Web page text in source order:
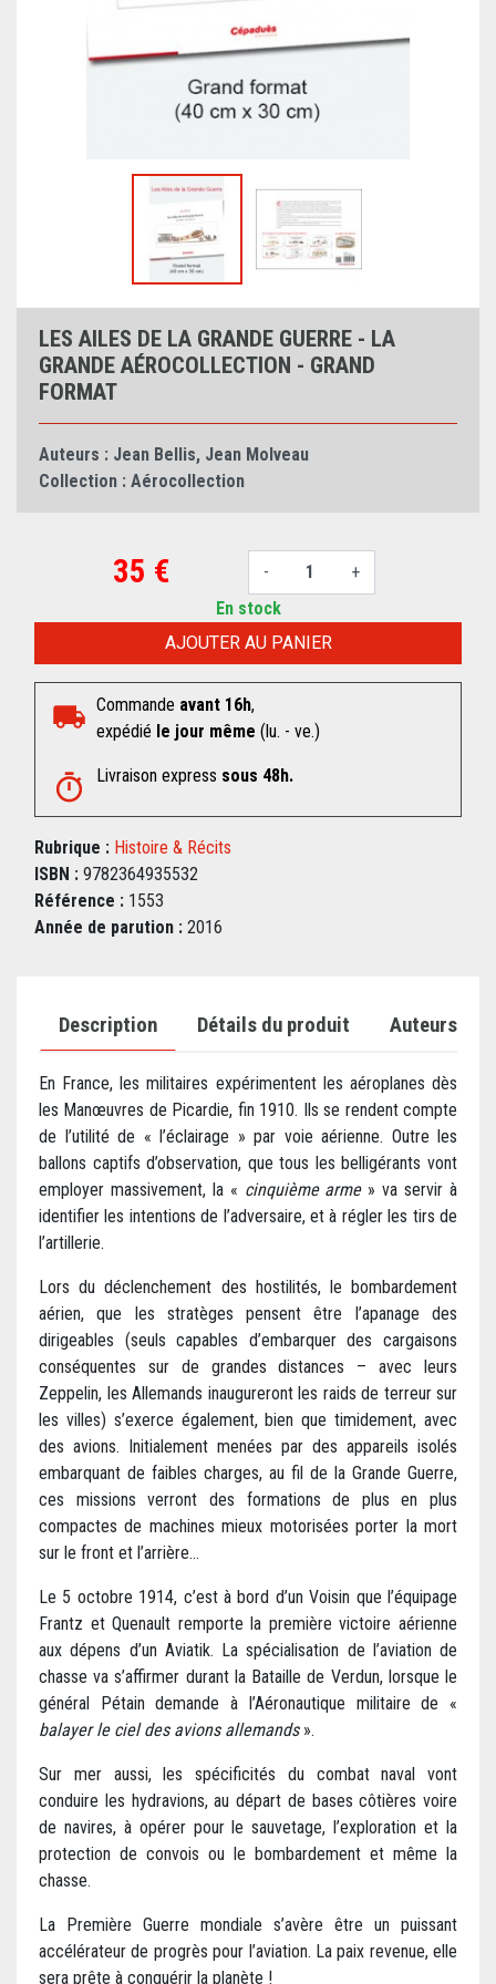
LES AILES DE LA GRANDE GUERRE - LA
GRANDE AÉROCOLLECTION - GRAND
FORMAT
Auteurs : Jean Bellis, Jean Molveau
Collection : Aérocollection
35 € - +
AJOUTER AU PANIER
En stock
Commande avant 16h,
expédié le jour même (lu. - ve.)
Livraison express sous 48h.
Rubrique : Histoire & Récits
ISBN : 9782364935532
Référence : 1553
Année de parution : 2016
Description Détails du produit Auteurs
En France, les militaires expérimentent les aéroplanes dès
les Manœuvres de Picardie, fin 1910. Ils se rendent compte
de l’utilité de « l’éclairage » par voie aérienne. Outre les
ballons captifs d’observation, que tous les belligérants vont
employer massivement, la « cinquième arme» va servir à
identifier les intentions de l’adversaire, et à régler les tirs de
l’artillerie.
Lors du déclenchement des hostilités, le bombardement
aérien, que les stratèges pensent être l’apanage des
dirigeables (seuls capables d’embarquer des cargaisons
conséquentes sur de grandes distances – avec leurs
Zeppelin, les Allemands inaugureront les raids de terreur sur
les villes) s’exerce également, bien que timidement, avec
des avions. Initialement menées par des appareils isolés
embarquant de faibles charges, au fil de la Grande Guerre,
ces missions verront des formations de plus en plus
compactes de machines mieux motorisées porter la mort
sur le front et l’arrière…
Le 5 octobre 1914, c’est à bord d’un Voisin que l’équipage
Frantz et Quenault remporte la première victoire aérienne
aux dépens d’un Aviatik. La spécialisation de l’aviation de
chasse va s’affirmer durant la Bataille de Verdun, lorsque le
général Pétain demande à l’Aéronautique militaire de «
balayer le ciel des avions allemands».
Sur mer aussi, les spécificités du combat naval vont
conduire les hydravions, au départ de bases côtières voire
de navires, à opérer pour le sauvetage, l’exploration et la
protection de convois ou le bombardement et même la
chasse.
La Première Guerre mondiale s’avère être un puissant
accélérateur de progrès pour l’aviation. La paix revenue, elle
sera prête à conquérir la planète !